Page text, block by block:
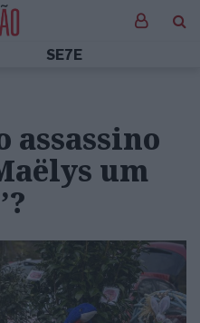
SE7E
assassino
um